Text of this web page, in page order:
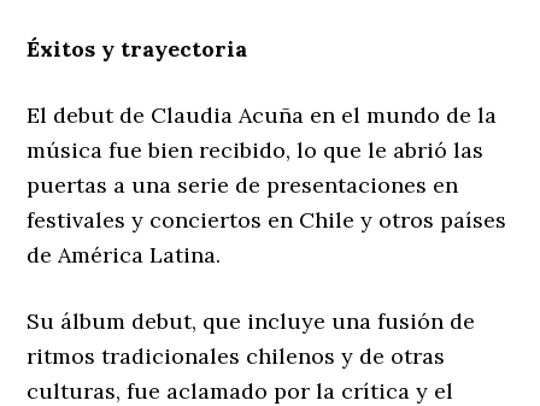
Éxitos y trayectoria
El debut de Claudia Acuña en el mundo de la
música fue bien recibido, lo que le abrió las
puertas a una serie de presentaciones en
festivales y conciertos en Chile y otros países
de América Latina.
Su álbum debut, que incluye una fusión de
ritmos tradicionales chilenos y de otras
culturas, fue aclamado por la crítica y el